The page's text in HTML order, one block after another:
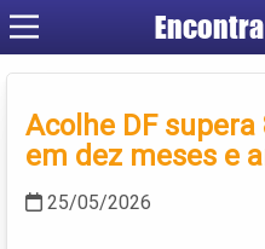
Acolhe DF
em dez meses e
25/05/2026